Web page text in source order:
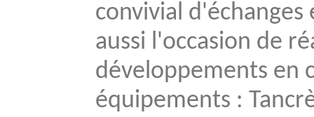
convivial d'échanges
aussi l'occasion de
développements en
équipements :